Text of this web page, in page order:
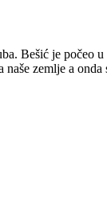
Bešić je počeo
zemlje a